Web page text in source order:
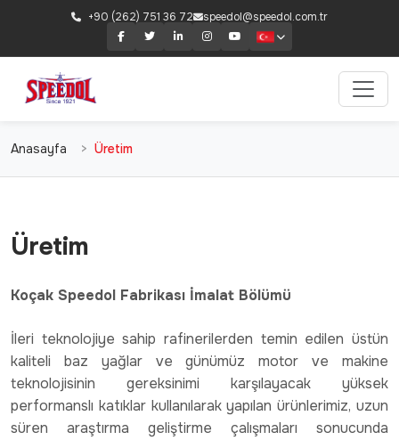
+90 (262) 751 36 72 speedol@speedol.com.tr
Anasayfa Üretim
Üretim
Koçak Speedol Fabrikası İmalat Bölümü
İleri teknolojiye sahip rafinerilerden temin edilen üstün
kaliteli baz yağlar ve günümüz motor ve makine
teknolojisinin gereksinimi karşılayacak yüksek
performanslı katıklar kullanılarak yapılan ürünlerimiz, uzun
süren araştırma geliştirme çalışmaları sonucunda